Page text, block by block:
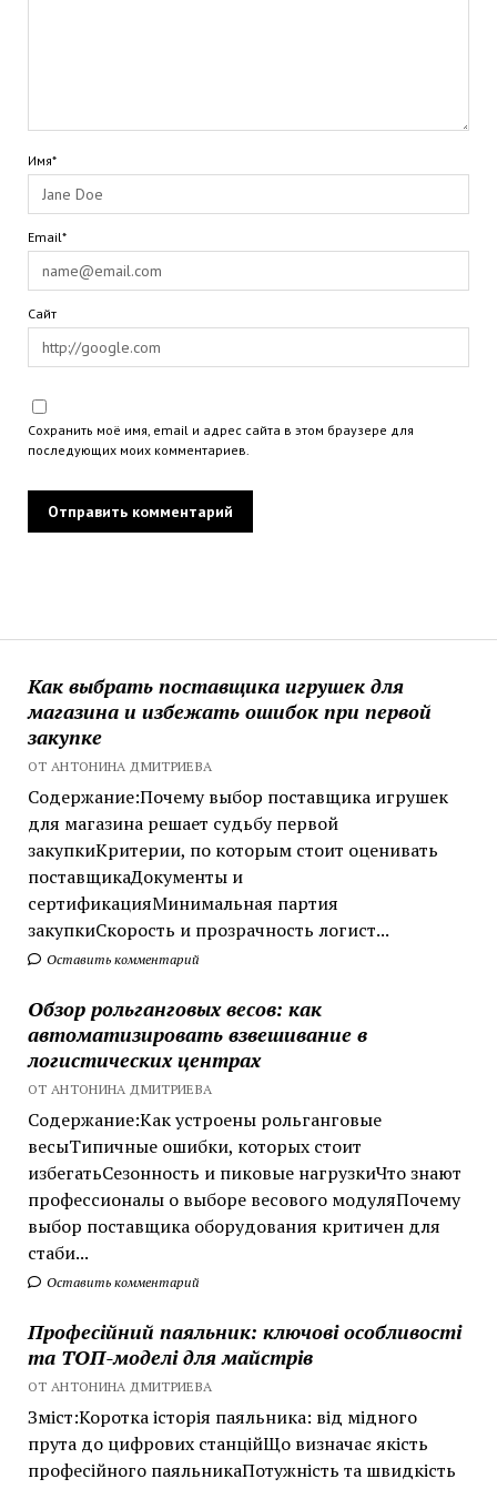
Как выбрать поставщика игрушек для
магазина и избежать ошибок при первой
закупке
ОТ АНТОНИНА ДМИТРИЕВА
Содержание:Почему выбор поставщика игрушек
для магазина решает судьбу первой
закупкиКритерии, по которым стоит оценивать
поставщикаДокументы и
сертификацияМинимальная партия
закупкиСкорость и прозрачность логист...
Оставить комментарий
Обзор рольганговых весов: как
автоматизировать взвешивание в
логистических центрах
ОТ АНТОНИНА ДМИТРИЕВА
Содержание:Как устроены рольганговые
весыТипичные ошибки, которых стоит
избегатьСезонность и пиковые нагрузкиЧто знают
профессионалы о выборе весового модуляПочему
выбор поставщика оборудования критичен для
стаби...
Оставить комментарий
Професійний паяльник: ключові особливості
та ТОП-моделі для майстрів
ОТ АНТОНИНА ДМИТРИЕВА
Зміст:Коротка історія паяльника: від мідного
прута до цифрових станційЩо визначає якість
професійного паяльникаПотужність та швидкість
Имя*
Email*
Сайт
Сохранить моё имя, email и адрес сайта в этом браузере для
последующих моих комментариев.